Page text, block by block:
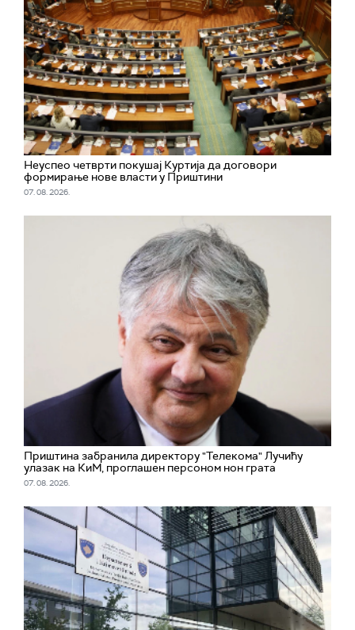
Неуспео четврти покушај Куртија да договори
формирање нове власти у Приштини
07. 08. 2026.
Приштина забранила директору "Телекома" Лучићу
улазак на КиМ, проглашен персоном нон грата
07. 08. 2026.